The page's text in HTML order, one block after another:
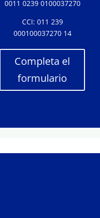
0011 0239 0100037270
CCI: 011 239
000100037270 14
Completa el
formulario